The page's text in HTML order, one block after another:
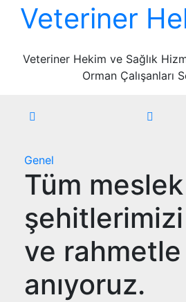
Veteriner
Veteriner Hekim ve Sağlık
Orman Çalışanları
Genel
Tüm meslek
şehitlerimizi
ve rahmetle
anıyoruz.